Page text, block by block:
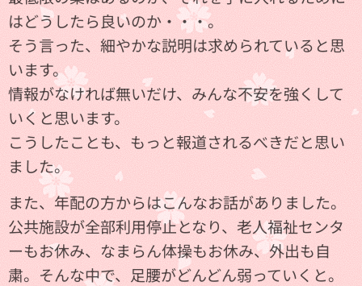
はどうしたら良いのか・・・。
そう言った、細やかな説明は求められていると思
います。
情報がなければ無いだけ、みんな不安を強くして
いくと思います。
こうしたことも、もっと報道されるべきだと思い
ました。
また、年配の方からはこんなお話がありました。
公共施設が全部利用停止となり、老人福祉センタ
ーもお休み、なまらん体操もお休み、外出も自
粛。そんな中で、足腰がどんどん弱っていくと。